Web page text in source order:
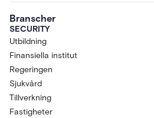
Branscher
SECURITY
Utbildning
Finansiella institut
Regeringen
Sjukvård
Tillverkning
Fastigheter